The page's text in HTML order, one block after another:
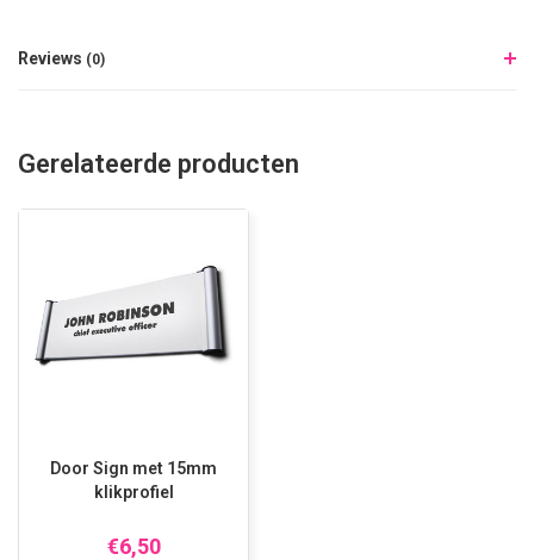
Reviews (0)
Gerelateerde producten
Door Sign met 15mm
klikprofiel
€6,50